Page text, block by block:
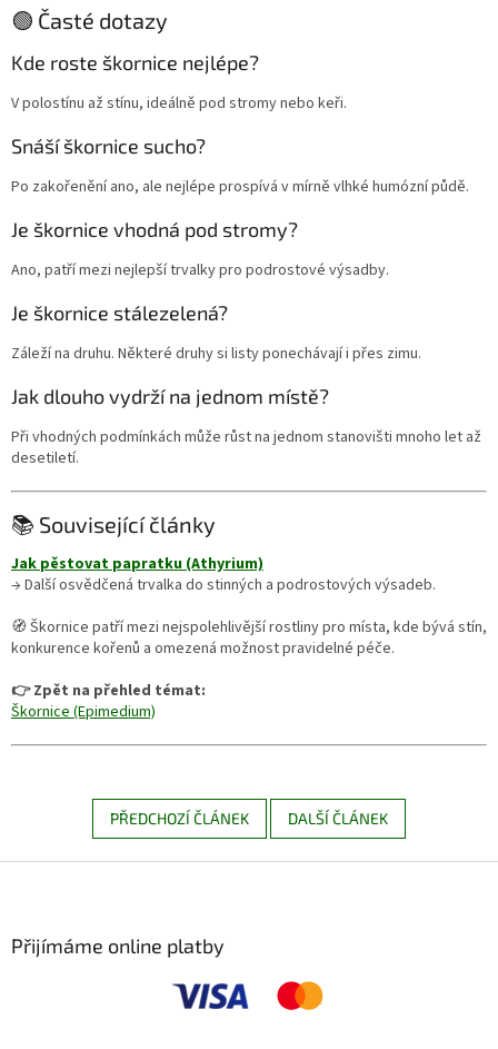
🟢 Časté dotazy
Kde roste škornice nejlépe?
V polostínu až stínu, ideálně pod stromy nebo keři.
Snáší škornice sucho?
Po zakořenění ano, ale nejlépe prospívá v mírně vlhké humózní půdě.
Je škornice vhodná pod stromy?
Ano, patří mezi nejlepší trvalky pro podrostové výsadby.
Je škornice stálezelená?
Záleží na druhu. Některé druhy si listy ponechávají i přes zimu.
Jak dlouho vydrží na jednom místě?
Při vhodných podmínkách může růst na jednom stanovišti mnoho let až
desetiletí.
📚 Související články
Jak pěstovat papratku (Athyrium)
→ Další osvědčená trvalka do stinných a podrostových výsadeb.
🧭 Škornice patří mezi nejspolehlivější rostliny pro místa, kde bývá stín,
konkurence kořenů a omezená možnost pravidelné péče.
👉 Zpět na přehled témat:
Škornice (Epimedium)
PŘEDCHOZÍ ČLÁNEK DALŠÍ ČLÁNEK
Přijímáme online platby